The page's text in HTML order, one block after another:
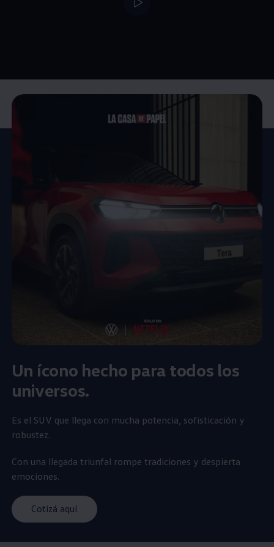
Un ícono hecho para todos los
universos.
Es el SUV que llega con mucha potencia, sofisticación y
robustez.
Con una llegada triunfal rompe tradiciones y despierta
emociones.
Cotizá aquí